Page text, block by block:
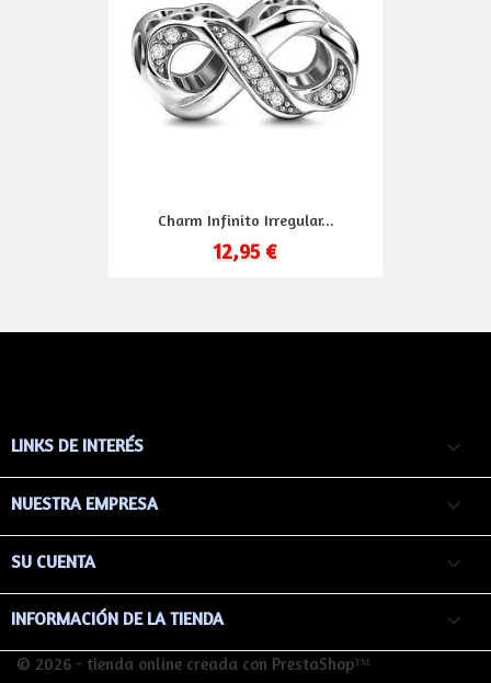
Charm Infinito Irregular...
12,95 €
LINKS DE INTERÉS 
NUESTRA EMPRESA 
SU CUENTA 
INFORMACIÓN DE LA TIENDA keyboard_arrow_down
© 2026 - tienda online creada con PrestaShop™